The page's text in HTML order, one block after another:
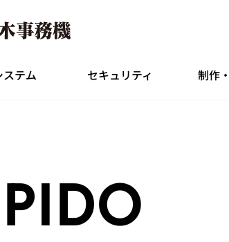
ステム セキュリティ 制作